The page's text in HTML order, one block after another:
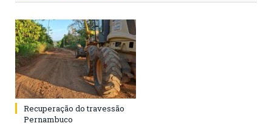
Recuperação do travessão
Pernambuco